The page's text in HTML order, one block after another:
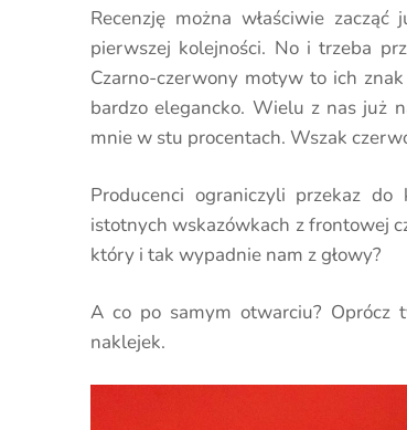
Recenzję można właściwie
pierwszej kolejności. No i trzeba
Czarno-czerwony motyw to ich
bardzo elegancko. Wielu z nas już
mnie w stu procentach. Wszak
Producenci ograniczyli przekaz
istotnych wskazówkach z frontowej
który i tak wypadnie nam z głowy?
A co po samym otwarciu? Oprócz
naklejek.